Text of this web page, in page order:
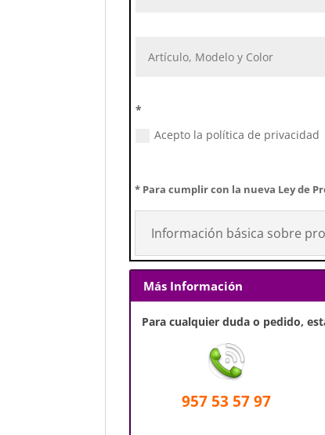
*
Acepto la política de privacidad
* Para cumplir con la nueva Ley de
Información básica sobre
Más Información
Para cualquier duda o pedido,
957 53 57 97